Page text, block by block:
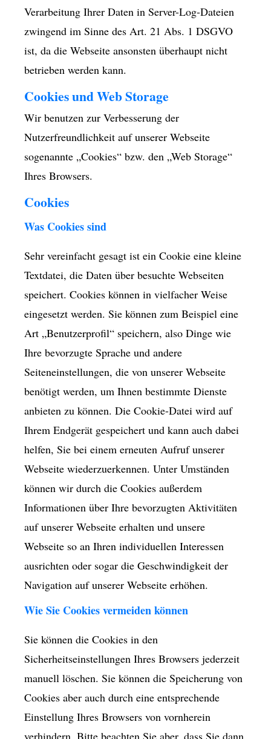
Verarbeitung Ihrer Daten in Server-Log-Dateien
zwingend im Sinne des Art. 21 Abs. 1 DSGVO
ist, da die Webseite ansonsten überhaupt nicht
betrieben werden kann.
Cookies und Web Storage
Wir benutzen zur Verbesserung der
Nutzerfreundlichkeit auf unserer Webseite
sogenannte „Cookies“ bzw. den „Web Storage“
Ihres Browsers.
Cookies
Was Cookies sind
Sehr vereinfacht gesagt ist ein Cookie eine kleine
Textdatei, die Daten über besuchte Webseiten
speichert. Cookies können in vielfacher Weise
eingesetzt werden. Sie können zum Beispiel eine
Art „Benutzerprofil“ speichern, also Dinge wie
Ihre bevorzugte Sprache und andere
Seiteneinstellungen, die von unserer Webseite
benötigt werden, um Ihnen bestimmte Dienste
anbieten zu können. Die Cookie-Datei wird auf
Ihrem Endgerät gespeichert und kann auch dabei
helfen, Sie bei einem erneuten Aufruf unserer
Webseite wiederzuerkennen. Unter Umständen
können wir durch die Cookies außerdem
Informationen über Ihre bevorzugten Aktivitäten
auf unserer Webseite erhalten und unsere
Webseite so an Ihren individuellen Interessen
ausrichten oder sogar die Geschwindigkeit der
Navigation auf unserer Webseite erhöhen.
Wie Sie Cookies vermeiden können
Sie können die Cookies in den
Sicherheitseinstellungen Ihres Browsers jederzeit
manuell löschen. Sie können die Speicherung von
Cookies aber auch durch eine entsprechende
Einstellung Ihres Browsers von vornherein